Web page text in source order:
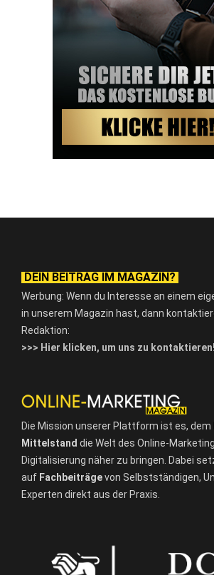
DEIN BEITRAG IM MAGAZIN?
Werbung: Wenn du Interesse an einem
in unserem Magazin hast, dann
Redaktion:
>>> Hier klicken, um uns zu kontaktieren!
Die Mission unserer Plattform ist es, dem
Mittelstand die Welt des Online-
Digitalisierung näher zu bringen. Dabei
auf Fachbeiträgevon Selbstständigen,
Experten direkt aus der Praxis.